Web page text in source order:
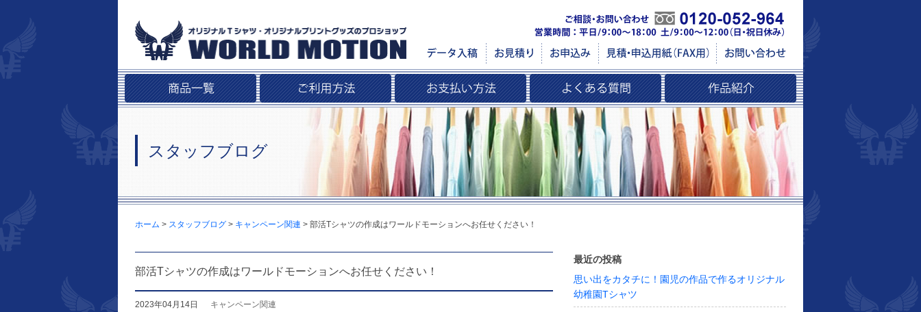
スタッフブログ
ホーム > スタッフブログ > キャンペーン関連 > 部活Tシャツの作成はワールドモーションへお任せください！
部活Tシャツの作成はワールドモーションへお任せください！
2023年04月14日 キャンペーン関連
最近の投稿
思い出をカタチに！園児の作品で作るオリジナル
幼稚園Tシャツ